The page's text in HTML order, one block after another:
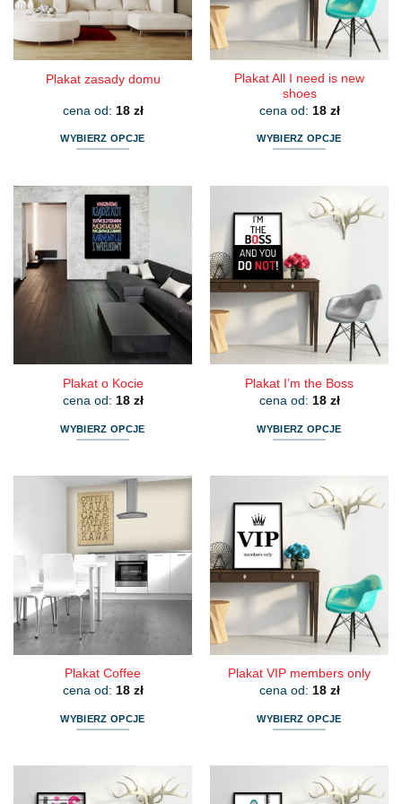
Plakat zasady domu
cena od: 18 zł
WYBIERZ OPCJE
ma
wiele
wariantów.
Opcje
można
wybrać
na
stronie
Plakat All I need is new
shoes
cena od: 18 zł
WYBIERZ OPCJE
wiele
wariantów.
Opcje
można
wybrać
na
stronie
produktu
Plakat o Kocie
cena od: 18 zł
WYBIERZ OPCJE
ma
wiele
wariantów.
Opcje
można
wybrać
na
stronie
produktu
Plakat I’m the Boss
cena od: 18 zł
WYBIERZ OPCJE
wiele
wariantów.
Opcje
można
wybrać
na
stronie
produktu
Plakat Coffee
cena od: 18 zł
WYBIERZ OPCJE
wiele
Plakat VIP members only
cena od: 18 zł
WYBIERZ OPCJE
wiele